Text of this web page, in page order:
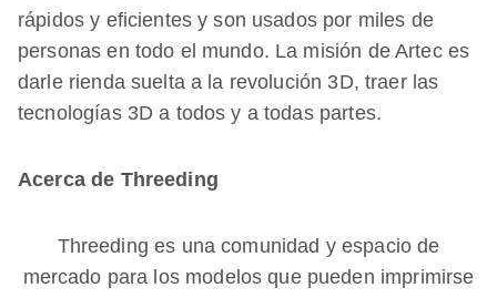
rápidos y eficientes y son usados por miles de
personas en todo el mundo. La misión de Artec es
darle rienda suelta a la revolución 3D, traer las
tecnologías 3D a todos y a todas partes.
Acerca de Threeding
Threeding es una comunidad y espacio de
mercado para los modelos que pueden imprimirse